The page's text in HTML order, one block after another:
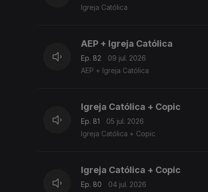
Igreja Católica
AEP + Igreja Católica
Ep. 82
09 jul. 2026
AEP + Igreja Católica
Igreja Católica + Copic
Ep. 81
05 jul. 2026
Igreja Católica + Copic
Igreja Católica + Copic
Ep. 80
04 jul. 2026